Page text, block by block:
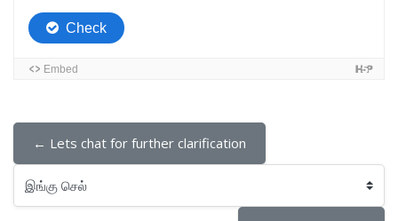
← Lets chat for further clarification
இங்கு செல்